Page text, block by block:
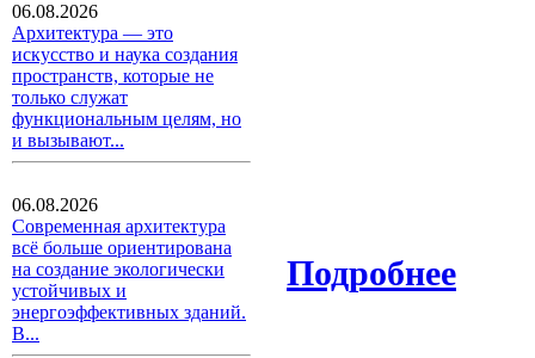
06.08.2026
Архитектура — это
искусство и наука создания
пространств, которые не
только служат
функциональным целям, но
и вызывают...
06.08.2026
Современная архитектура
всё больше ориентирована
на создание экологически
устойчивых и
энергоэффективных зданий.
В...
Подробнее